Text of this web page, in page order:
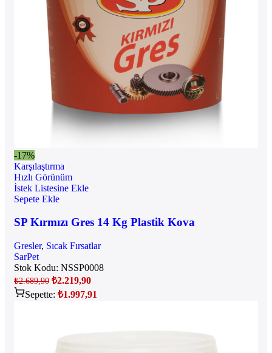
-17%
Karşılaştırma
Hızlı Görünüm
İstek Listesine Ekle
Sepete Ekle
SP Kırmızı Gres 14 Kg Plastik Kova
Gresler, Sıcak Fırsatlar
SarPet
Stok Kodu: NSSP0008
₺2.689,90 ₺2.219,90
Sepette: ₺1.997,91